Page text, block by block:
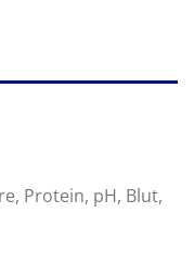
Protein, pH, Blut,